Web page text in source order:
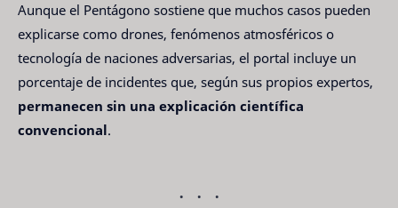
Aunque el Pentágono sostiene que muchos casos pueden
explicarse como drones, fenómenos atmosféricos o
tecnología de naciones adversarias, el portal incluye un
porcentaje de incidentes que, según sus propios expertos,
permanecen sin una explicación científica
convencional.